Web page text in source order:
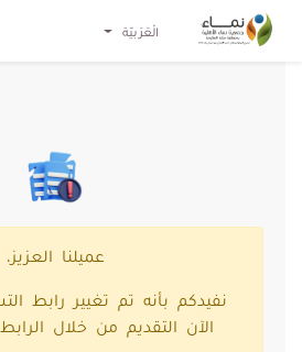
الْعَرَبيّة
عميلنا العزيز،
نفيدكم بأنه تم تغيير رابط
الآن التقديم من خلال الرابط